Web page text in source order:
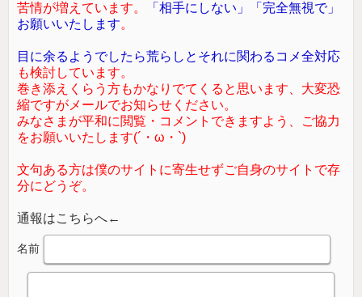
苦情が増えています。
「相手にしない」「完全無視で」
お願いいたします。
目に余るようでしたら荒らしとそれに関わるコメ全対応
も検討しています。
巻き添えくらう方もかなりでてくると思います、大変恐
縮ですがメールでお知らせください。
みなさまが平和に閲覧・コメントできますよう、ご協力
をお願いいたします(´・ω・`)
文句ある方は僕のサイトに寄生せずご自身のサイトで存
分にどうぞ。
通報はこちらへ←
名前